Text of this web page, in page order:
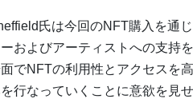
氏は今回のNFT購入を通
およびアーティストへの支持
でNFTの利用性とアクセスを
行なっていくことに意欲を見せ